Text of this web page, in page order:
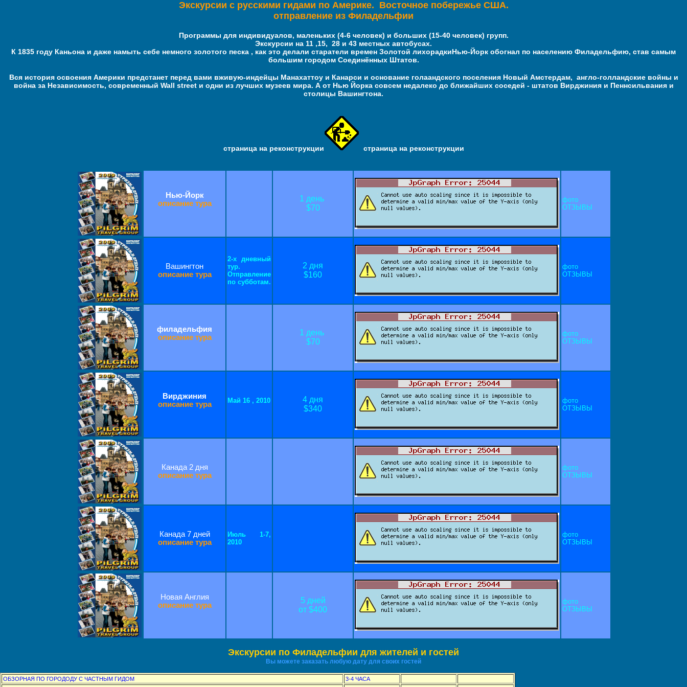
Экскурсии с русскими гидами по Америке. Восточное побережьеСША.
отправление из Филадельфии
Программы для индивидуалов, маленьких (4-6 человек) и больших (15-40 человек) групп.
Экскурсии на 11 ,15, 28 и 43 местных автобусах.
К 1835 году Каньона и даже намыть себе немного золотого песка , как это делали старатели времен Золотой лихорадкиНью-Йорк обогнал по населению Филадельфию, став самым
большим городом Соединённых Штатов.
Вся историяосвоения Америки предстанет перед вами вживую-индейцы Манахаттоу и Канарси и основание голаандского поселения Новый Амстердам, англо-голландские войны и
война за Независимость, современный Wall street и одни из лучших музеев мира. А от Нью Йорка совсем недалеко до ближайших соседей - штатов Вирджиния и Пеннсильвания и
столицы Вашингтона.
страница на реконструкции страница на реконструкции
Нью-Йорк
описание тура
1 день
$70
фото
ОТЗЫВЫ
Вашингтон
описание тура
2-х дневный
тур.
Отправление
по субботам.
2 дня
$160
фото
ОТЗЫВЫ
филадельфия
описание тура
1 день
$70
фото
ОТЗЫВЫ
Вирджиния
описание тура
Май 16 , 2010
4 дня
$340
фото
ОТЗЫВЫ
Канада 2 дня
описание тура
фото
ОТЗЫВЫ
Канада 7 дней
описание тура
Июль 1-7,
2010
фото
ОТЗЫВЫ
Новая Англия
описание тура
5 дней
от $400
фото
ОТЗЫВЫ
Экскурсии по Филадельфии для жителей и гостей
Вы можете заказать любую дату для своих гостей
ОБЗОРНАЯ ПО ГОРОДОДУ С ЧАСТНЫМ ГИДОМ 3-4 ЧАСА